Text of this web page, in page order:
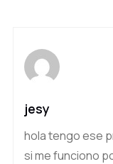
jesy
hola tengo ese
si me funciono